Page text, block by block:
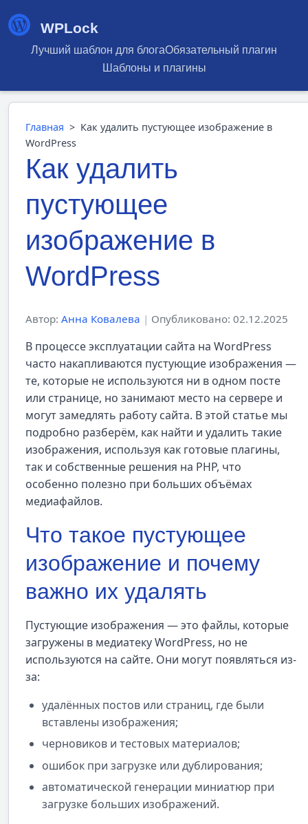
WPLock
Лучший шаблон для блогаОбязательный плагин
Шаблоны и плагины
Главная > Как удалить пустующее изображение в
WordPress
Как удалить
пустующее
изображение в
WordPress
Автор: Анна Ковалева | Опубликовано: 02.12.2025
В процессе эксплуатации сайта на WordPress
часто накапливаются пустующие изображения —
те, которые не используются ни в одном посте
или странице, но занимают место на сервере и
могут замедлять работу сайта. В этой статье мы
подробно разберём, как найти и удалить такие
изображения, используя как готовые плагины,
так и собственные решения на PHP, что
особенно полезно при больших объёмах
медиафайлов.
Что такое пустующее
изображение и почему
важно их удалять
Пустующие изображения — это файлы, которые
загружены в медиатеку WordPress, но не
используются на сайте. Они могут появляться из-
за:
удалённых постов или страниц, где были
вставлены изображения;
черновиков и тестовых материалов;
ошибок при загрузке или дублирования;
автоматической генерации миниатюр при
загрузке больших изображений.